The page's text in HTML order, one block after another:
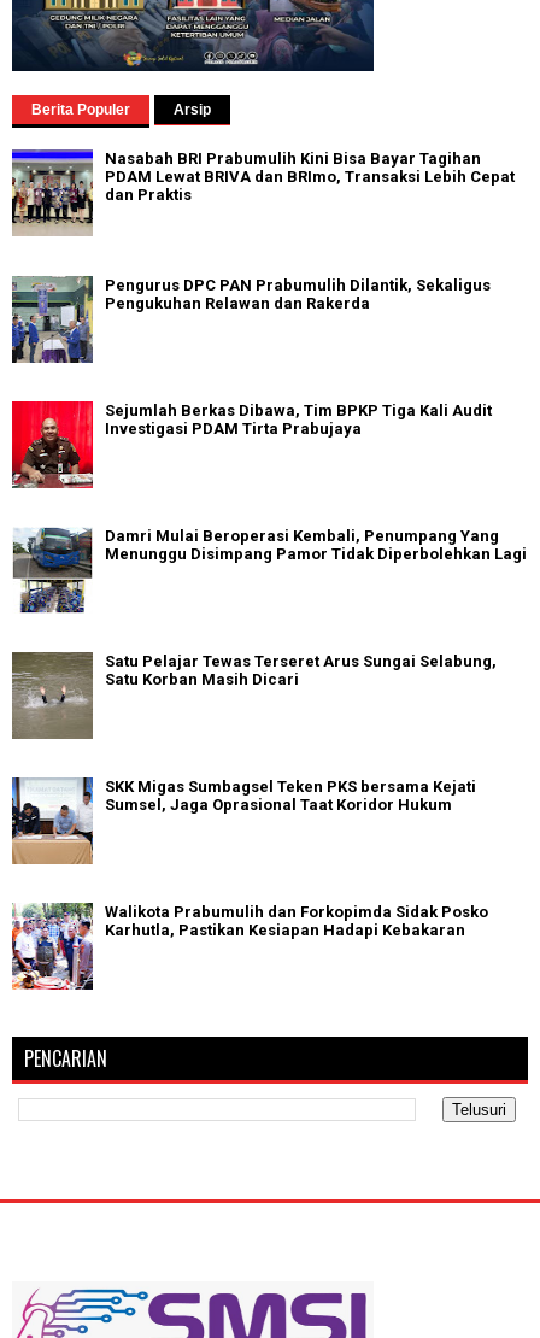
Berita Populer Arsip
Nasabah BRI Prabumulih Kini Bisa Bayar Tagihan
PDAM Lewat BRIVA dan BRImo, Transaksi Lebih Cepat
dan Praktis
Pengurus DPC PAN Prabumulih Dilantik, Sekaligus
Pengukuhan Relawan dan Rakerda
Sejumlah Berkas Dibawa, Tim BPKP Tiga Kali Audit
Investigasi PDAM Tirta Prabujaya
Damri Mulai Beroperasi Kembali, Penumpang Yang
Menunggu Disimpang Pamor Tidak Diperbolehkan Lagi
Satu Pelajar Tewas Terseret Arus Sungai Selabung,
Satu Korban Masih Dicari
SKK Migas Sumbagsel Teken PKS bersama Kejati
Sumsel, Jaga Oprasional Taat Koridor Hukum
Walikota Prabumulih dan Forkopimda Sidak Posko
Karhutla, Pastikan Kesiapan Hadapi Kebakaran
PENCARIAN